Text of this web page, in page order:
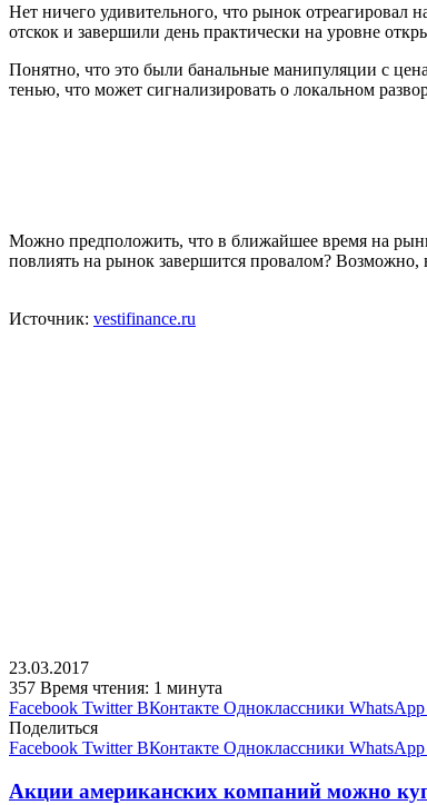
Нет ничего удивительного, что рынок отреагировал
отскок и завершили день практически на уровне
Понятно, что это были банальные манипуляции с
тенью, что может сигнализировать о локальном
Можно предположить, что в ближайшее время на
повлиять на рынок завершится провалом? Возможно,
Источник: vestifinance.ru
23.03.2017
357 Время чтения: 1 минута
Facebook Twitter ВКонтакте Одноклассники WhatsApp
Поделиться
Facebook Twitter ВКонтакте Одноклассники WhatsApp
Акции американских компаний можно